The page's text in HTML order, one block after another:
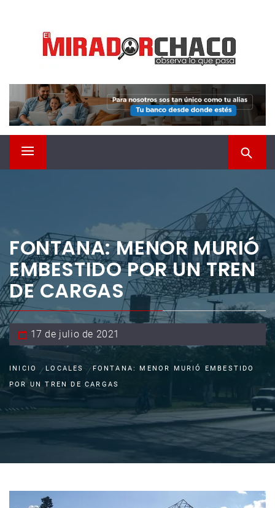
contenido
EL MIRADOR CHACO
Observá lo que pasa
Menú
FONTANA: MENOR MURIÓ
EMBESTIDO POR UN TREN
DE CARGAS
17 de julio de 2021
INICIO LOCALES
FONTANA: MENOR MURIÓ EMBESTIDO
POR UN TREN DE CARGAS